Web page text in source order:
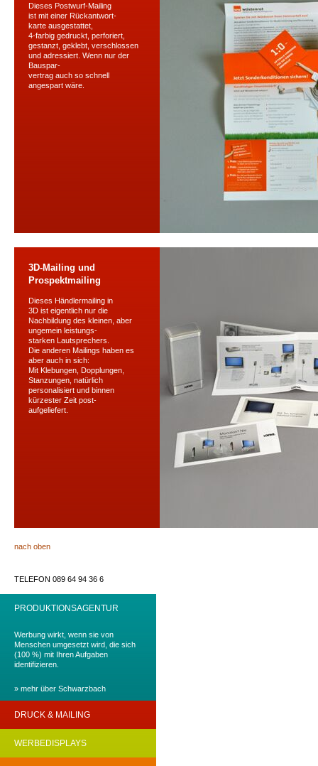
Dieses Postwurf-Mailing
ist mit einer Rückantwort-
karte ausgestattet,
4-farbig gedruckt, perforiert,
gestanzt, geklebt, verschlossen
und adressiert. Wenn nur der
Bauspar-
vertrag auch so schnell
angespart wäre.
3D-Mailing und
Prospektmailing
Dieses Händlermailing in
3D ist eigentlich nur die
Nachbildung des kleinen, aber
ungemein leistungs-
starken Lautsprechers.
Die anderen Mailings haben es
aber auch in sich:
Mit Klebungen, Dopplungen,
Stanzungen, natürlich
personalisiert und binnen
kürzester Zeit post-
aufgeliefert.
nach oben
TELEFON 089 64 94 36 6
PRODUKTIONSAGENTUR
Werbung wirkt, wenn sie von
Menschen umgesetzt wird, die sich
(100 %) mit Ihren Aufgaben
identifizieren.
» mehr über Schwarzbach
DRUCK & MAILING
Werbung wirkt, wenn Werbung
WERBEDISPLAYS